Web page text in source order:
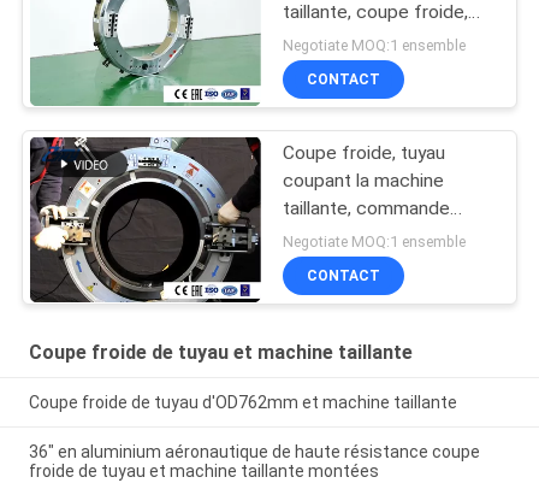
taillante, coupe froide,
coupe du tuyau 18inch,
tailler du tuyau 18inch
Negotiate MOQ:1 ensemble
CONTACT
Coupe froide, tuyau
coupant la machine
taillante, commande
portative et électrique
Negotiate MOQ:1 ensemble
CONTACT
Coupe froide de tuyau et machine taillante
Coupe froide de tuyau d'OD762mm et machine taillante
36" en aluminium aéronautique de haute résistance coupe
froide de tuyau et machine taillante montées